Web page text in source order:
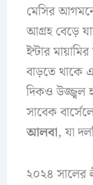
মেসির
আগ্রহ বেড়ে
ইন্টার
বাড়তে থাকে
দিকও উজ্জ্বল
সাবেক
আলবা, যা
২০২৪ সালের